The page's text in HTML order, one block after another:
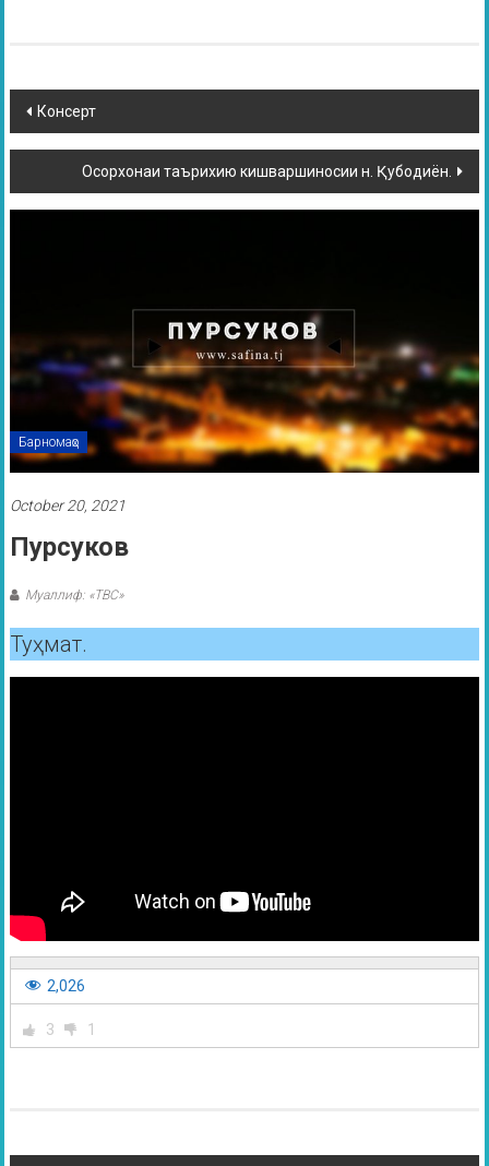
Консерт
Осорхонаи таърихию кишваршиносии н. Қубодиён.
Барномаҳо
October 20, 2021
Пурсуков
Муаллиф: «ТВС»
Туҳмат.
2,026
3 1